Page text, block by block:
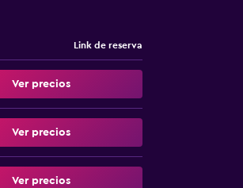
Link de reserva
Ver precios
Ver precios
Ver precios